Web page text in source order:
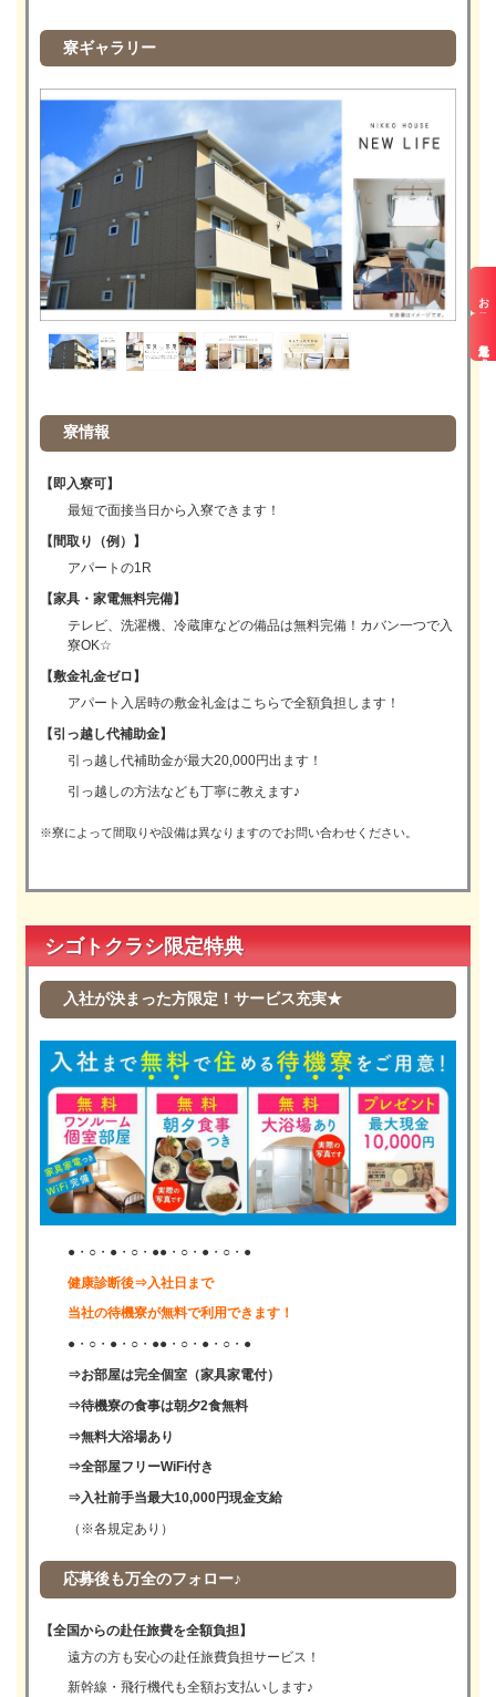
お仕事検索
最近見た求人
寮ギャラリー
寮情報
【即入寮可】
最短で面接当日から入寮できます！
【間取り（例）】
アパートの1R
【家具・家電無料完備】
テレビ、洗濯機、冷蔵庫などの備品は無料完備！カバン一つで入
寮OK☆
【敷金礼金ゼロ】
アパート入居時の敷金礼金はこちらで全額負担します！
【引っ越し代補助金】
引っ越し代補助金が最大20,000円出ます！
引っ越しの方法なども丁寧に教えます♪
※寮によって間取りや設備は異なりますのでお問い合わせください。
シゴトクラシ限定特典
入社が決まった方限定！サービス充実★
●・○・●・○・●●・○・●・○・●
健康診断後⇒入社日まで
当社の待機寮が無料で利用できます！
●・○・●・○・●●・○・●・○・●
⇒お部屋は完全個室（家具家電付）
⇒待機寮の食事は朝夕2食無料
⇒無料大浴場あり
⇒全部屋フリーWiFi付き
⇒入社前手当最大10,000円現金支給
（※各規定あり）
応募後も万全のフォロー♪
【全国からの赴任旅費を全額負担】
遠方の方も安心の赴任旅費負担サービス！
新幹線・飛行機代も全額お支払いします♪